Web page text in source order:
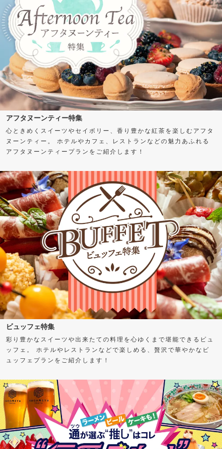
アフタヌーンティー特集
心ときめくスイーツやセイボリー、香り豊かな紅茶を楽しむアフタ
ヌーンティー。 ホテルやカフェ、レストランなどの魅力あふれる
アフタヌーンティープランをご紹介します！
ビュッフェ特集
彩り豊かなスイーツや出来たての料理を心ゆくまで堪能できるビュ
ッフェ。 ホテルやレストランなどで楽しめる、贅沢で華やかなビ
ュッフェプランをご紹介します！